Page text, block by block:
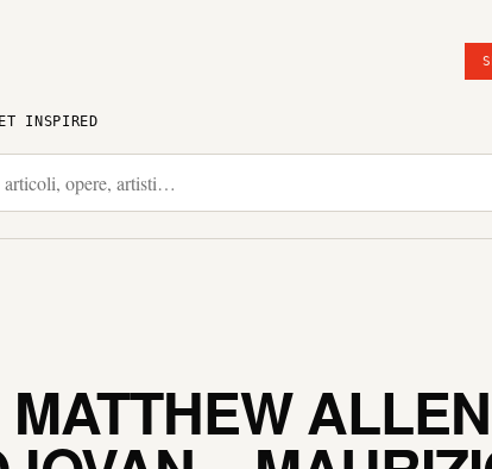
INSPIRED